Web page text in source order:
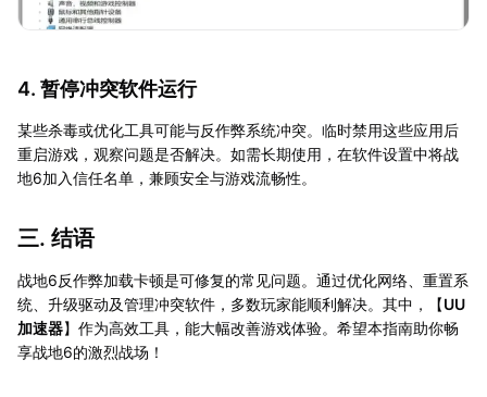
4. 暂停冲突软件运行
某些杀毒或优化工具可能与反作弊系统冲突。临时禁用这些应用后
重启游戏，观察问题是否解决。如需长期使用，在软件设置中将战
地6加入信任名单，兼顾安全与游戏流畅性。
三. 结语
战地6反作弊加载卡顿是可修复的常见问题。通过优化网络、重置系
统、升级驱动及管理冲突软件，多数玩家能顺利解决。其中，【UU
加速器】作为高效工具，能大幅改善游戏体验。希望本指南助你畅
享战地6的激烈战场！